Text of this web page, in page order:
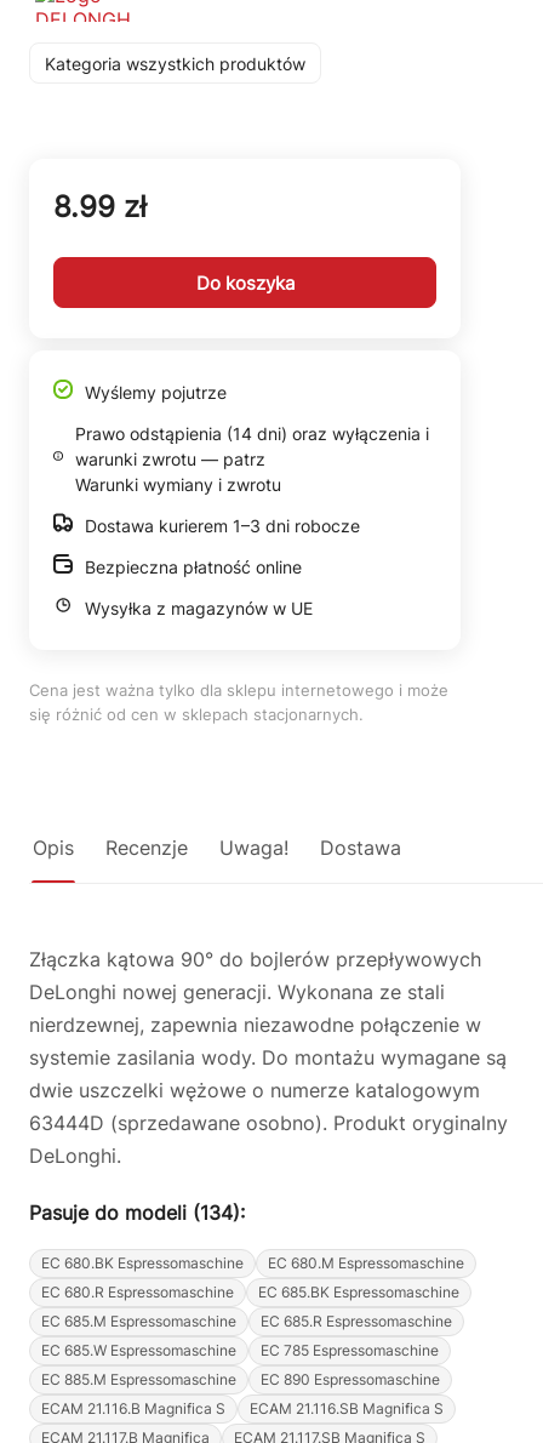
Kategoria wszystkich produktów
8.99 zł
Do koszyka
Wyślemy pojutrze
Prawo odstąpienia (14 dni) oraz wyłączenia i
warunki zwrotu — patrz
Warunki wymiany i zwrotu
Dostawa kurierem 1–3 dni robocze
Bezpieczna płatność online
Wysyłka z magazynów w UE
Cena jest ważna tylko dla sklepu internetowego i może
się różnić od cen w sklepach stacjonarnych.
Opis Recenzje Uwaga! Dostawa
Złączka kątowa 90° do bojlerów przepływowych
DeLonghi nowej generacji. Wykonana ze stali
nierdzewnej, zapewnia niezawodne połączenie w
systemie zasilania wody. Do montażu wymagane są
dwie uszczelki wężowe o numerze katalogowym
63444D (sprzedawane osobno). Produkt oryginalny
DeLonghi.
Pasuje do modeli (134):
EC 680.BK Espressomaschine
EC 680.M Espressomaschine
EC 680.R Espressomaschine
EC 685.BK Espressomaschine
EC 685.M Espressomaschine
EC 685.R Espressomaschine
EC 685.W Espressomaschine
EC 785 Espressomaschine
EC 885.M Espressomaschine
EC 890 Espressomaschine
ECAM 21.116.B Magnifica S
ECAM 21.116.SB Magnifica S
ECAM 21.117.B Magnifica
ECAM 21.117.SB Magnifica S